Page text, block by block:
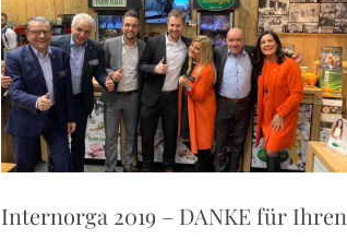
Internorga 2019 – DANKE für Ihren